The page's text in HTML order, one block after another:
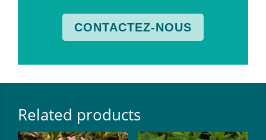
CONTACTEZ-NOUS
Related products